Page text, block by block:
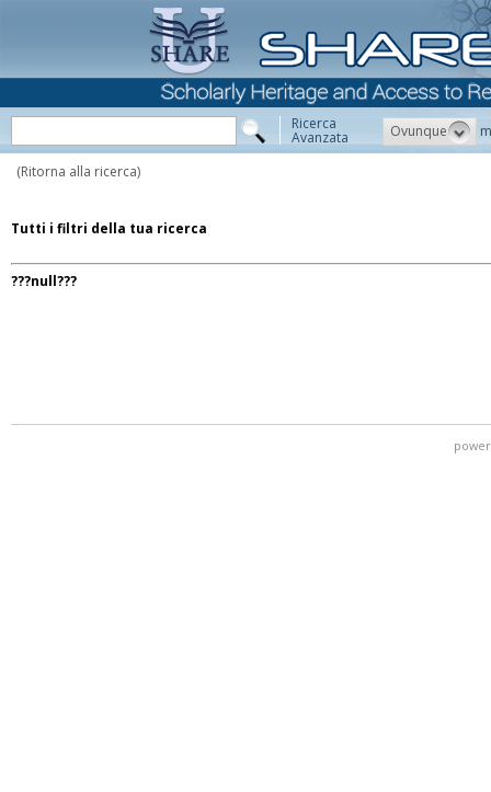
Ricerca
Avanzata Ovunque
(Ritorna alla ricerca)
Tutti i filtri della tua ricerca
???null???